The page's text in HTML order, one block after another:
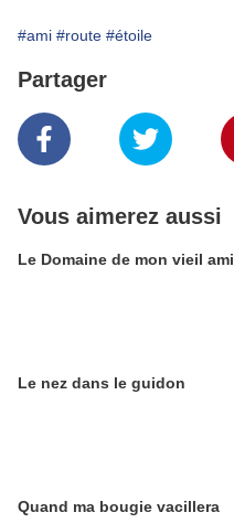
#ami #route #étoile
Partager
Vous aimerez aussi
Le Domaine de mon vieil ami
Le nez dans le guidon
Quand ma bougie vacillera